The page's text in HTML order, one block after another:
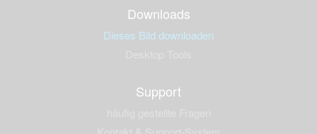
Downloads
Dieses Bild downloaden
Support